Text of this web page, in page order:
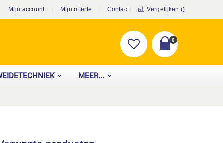
Mijn account Mijn offerte Contact Vergelijken ()
Cart
0producten
MEER...